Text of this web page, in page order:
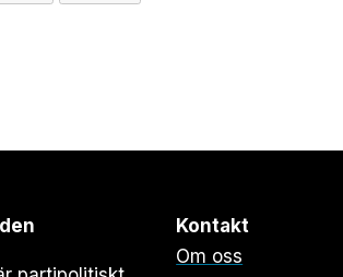
Kontakt
Om oss